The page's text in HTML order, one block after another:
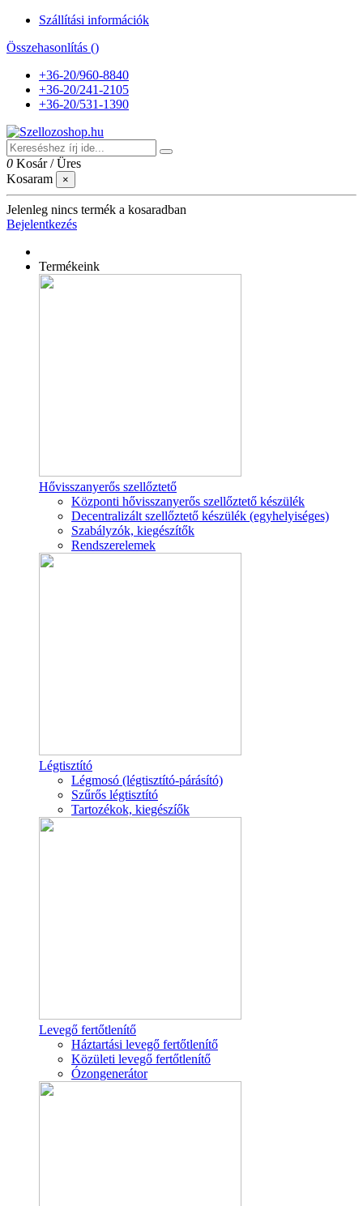
Szállítási információk
Összehasonlítás ()
+36-20/960-8840
+36-20/241-2105
+36-20/531-1390
0 Kosár /Üres
Kosaram
×
Jelenleg nincs termék a kosaradban
Bejelentkezés
Termékeink
Hővisszanyerős szellőztető
Központi hővisszanyerős szellőztető készülék
Decentralizált szellőztető készülék (egyhelyiséges)
Szabályzók, kiegészítők
Rendszerelemek
Légtisztító
Légmosó (légtisztító-párásító)
Szűrős légtisztító
Tartozékok, kiegészíők
Levegő fertőtlenítő
Háztartási levegő fertőtlenítő
Közületi levegő fertőtlenítő
Ózongenerátor